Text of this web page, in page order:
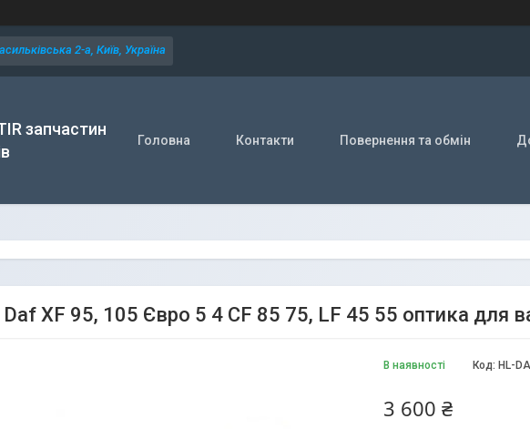
2-а, Київ, Україна
запчастин
Головна Контакти Повернення та обмін
XF 95, 105 Євро 5 4 CF 85 75, LF 45 55 оптика для
В наявності Код: HL-
3 600 ₴